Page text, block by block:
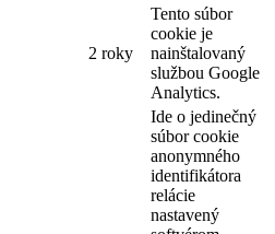
2 roky
Tento súbor
cookie je
nainštalovaný
službou Google
Analytics.
Ide o jedinečný
súbor cookie
anonymného
identifikátora
relácie
nastavený